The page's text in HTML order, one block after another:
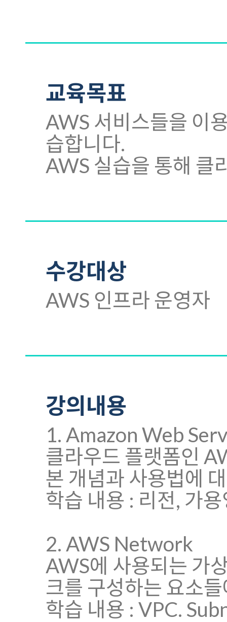
교육목표
AWS 서비스들을 이
습합니다.
AWS 실습을 통해 클
수강대상
AWS 인프라 운영자
강의내용
1. Amazon Web
클라우드 플랫폼인
본 개념과 사용법에
학습 내용 : 리전, 가
2. AWS Network
AWS에 사용되는 가
크를 구성하는 요소
학습 내용 : VPC.